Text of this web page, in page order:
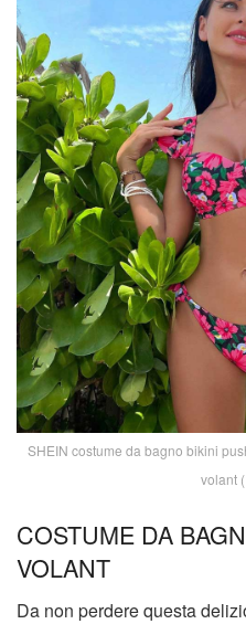
SHEIN costume da bagno bikini
volant
COSTUME DA
VOLANT
Da non perdere questa